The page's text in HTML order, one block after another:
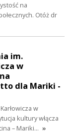
na
Otóż dr
im.
w
dla Mariki -
w
kultury włącza
– Mariki… »